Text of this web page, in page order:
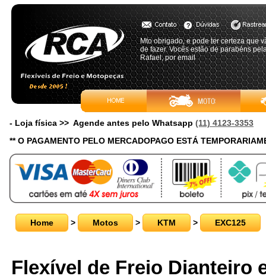
Mto obrigado, e pode ter certeza que
de fazer. Vocês estão de parabéns
Rafael, por email
- Loja física >> Agende antes pelo Whatsapp (11) 4123-3353
** O PAGAMENTO PELO MERCADOPAGO ESTÁ
Home > Motos > KTM > EXC125
Flexível de Freio Dianteiro